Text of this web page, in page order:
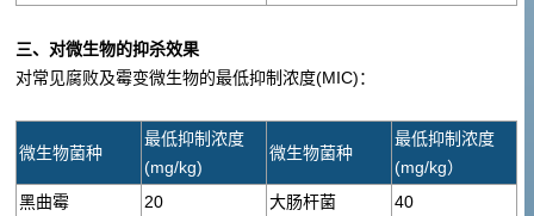
三、对微生物的抑杀效果
对常见腐败及霉变微生物的最低抑制浓度(MIC)：
微生物菌种
最低抑制浓度
(mg/kg)
微生物菌种
最低抑制浓度
(mg/kg）
黑曲霉
20 大肠杆菌
40